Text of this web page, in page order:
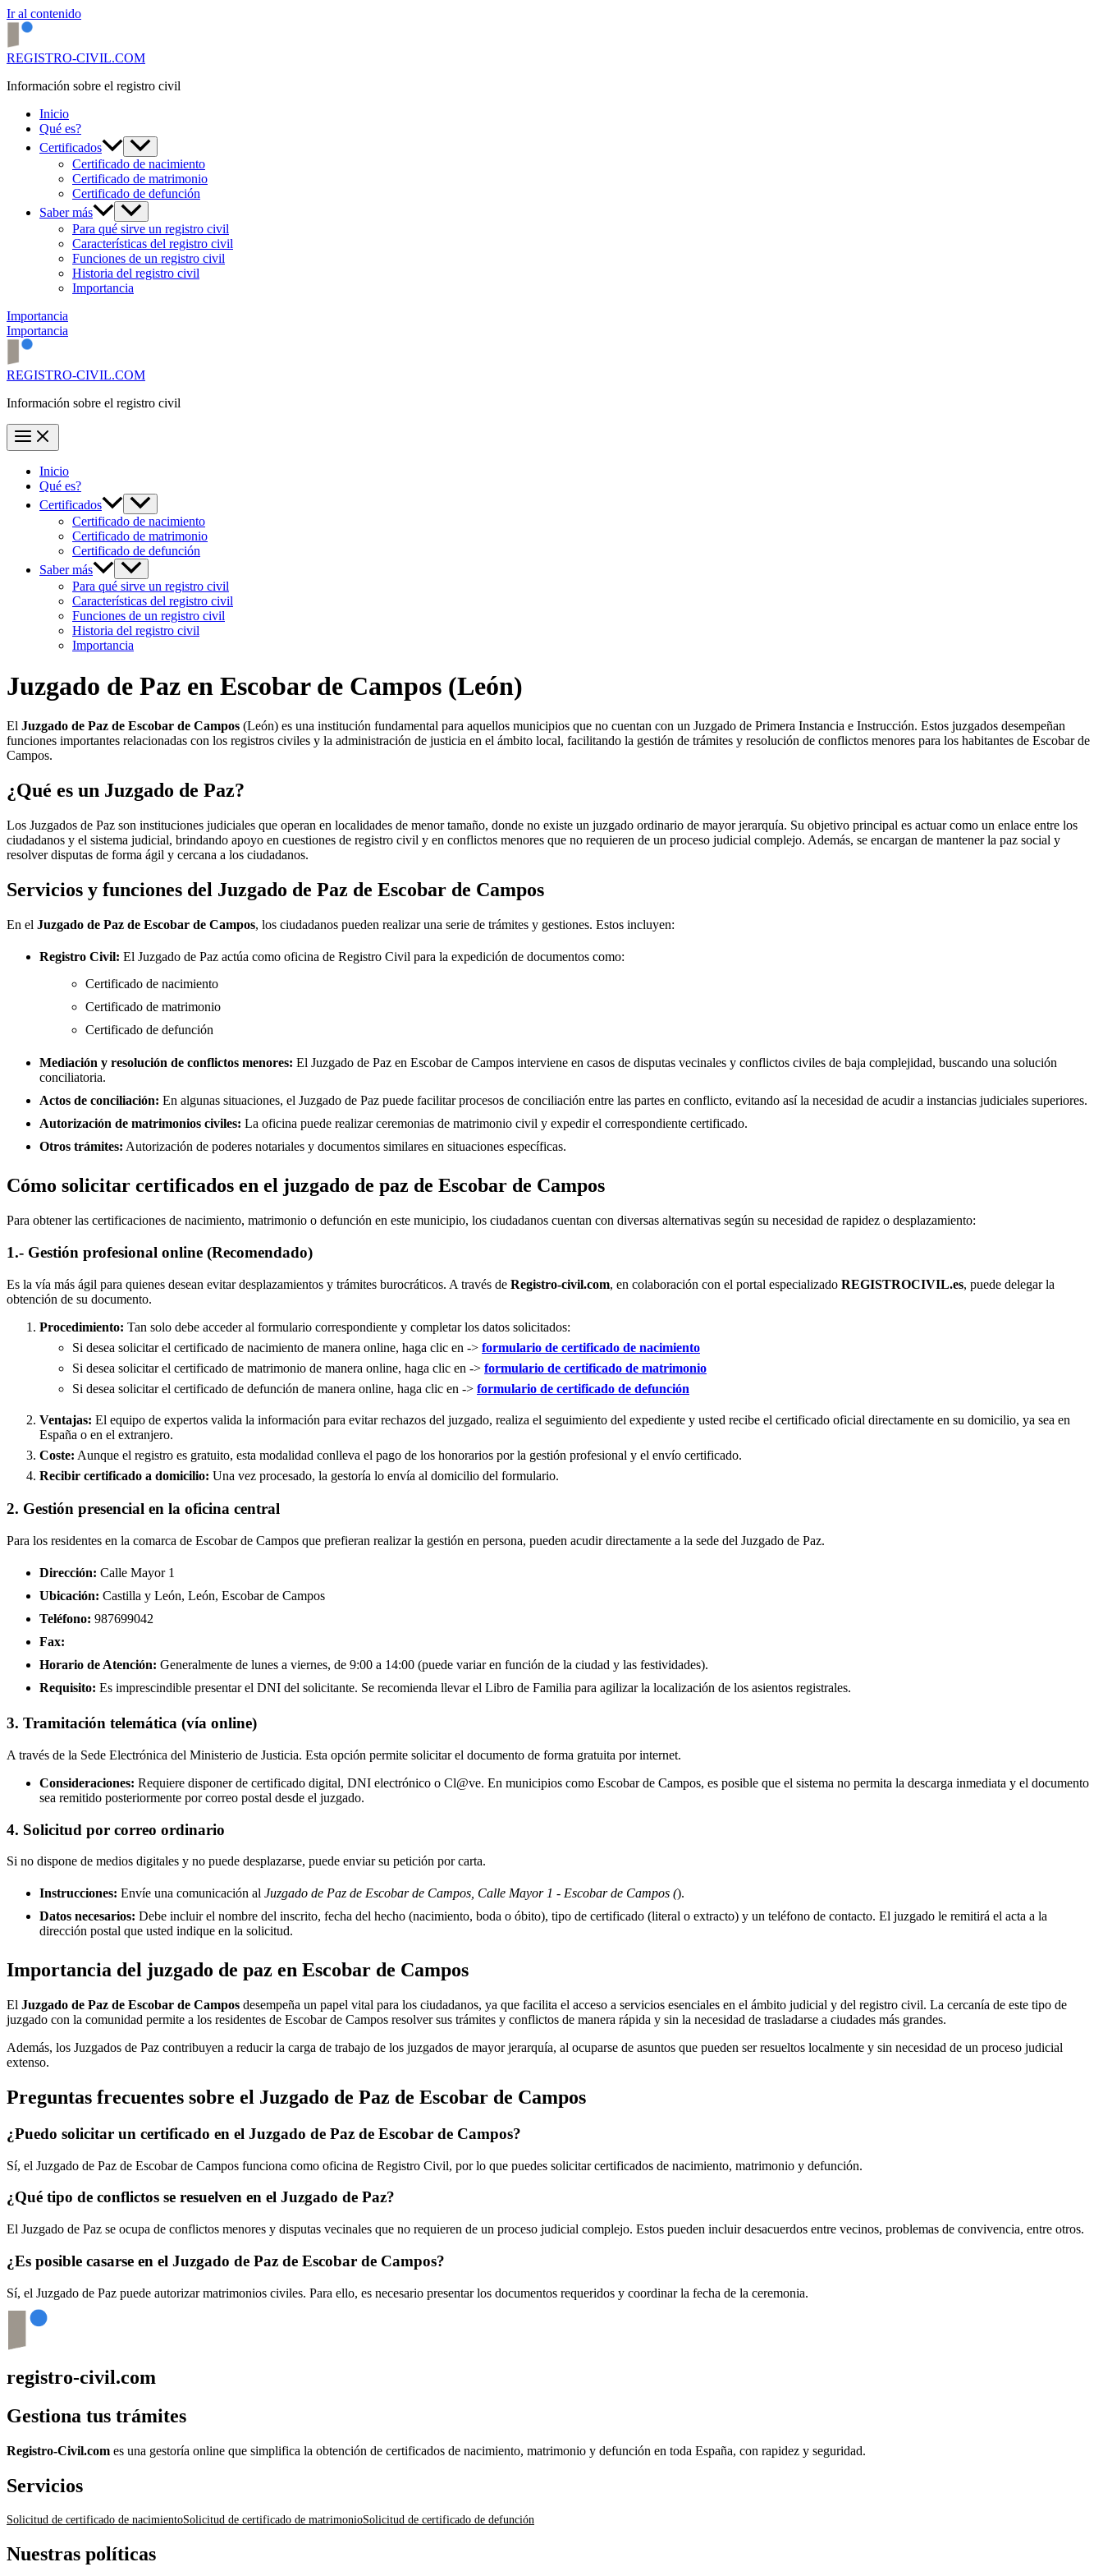
Ir al contenido
REGISTRO-CIVIL.COM
Información sobre el registro civil
Inicio
Qué es?
Certificados
Certificado de nacimiento
Certificado de matrimonio
Certificado de defunción
Saber más
Para qué sirve un registro civil
Características del registro civil
Funciones de un registro civil
Historia del registro civil
Importancia
Importancia
Importancia
REGISTRO-CIVIL.COM
Información sobre el registro civil
Inicio
Qué es?
Certificados
Certificado de nacimiento
Certificado de matrimonio
Certificado de defunción
Saber más
Para qué sirve un registro civil
Características del registro civil
Funciones de un registro civil
Historia del registro civil
Importancia
Juzgado de Paz en Escobar de Campos (León)
El Juzgado de Paz de Escobar de Campos (León) es una institución fundamental para aquellos municipios que no cuentan con un Juzgado de Primera Instancia e Instrucción. Estos juzgados desempeñan
funciones importantes relacionadas con los registros civiles y la administración de justicia en el ámbito local, facilitando la gestión de trámites y resolución de conflictos menores para los habitantes de Escobar de
Campos.
¿Qué es un Juzgado de Paz?
Los Juzgados de Paz son instituciones judiciales que operan en localidades de menor tamaño, donde no existe un juzgado ordinario de mayor jerarquía. Su objetivo principal es actuar como un enlace entre los
ciudadanos y el sistema judicial, brindando apoyo en cuestiones de registro civil y en conflictos menores que no requieren de un proceso judicial complejo. Además, se encargan de mantener la paz social y
resolver disputas de forma ágil y cercana a los ciudadanos.
Servicios y funciones del Juzgado de Paz de Escobar de Campos
En el Juzgado de Paz de Escobar de Campos, los ciudadanos pueden realizar una serie de trámites y gestiones. Estos incluyen:
Registro Civil: El Juzgado de Paz actúa como oficina de Registro Civil para la expedición de documentos como:
Certificado de nacimiento
Certificado de matrimonio
Certificado de defunción
Mediación y resolución de conflictos menores: El Juzgado de Paz en Escobar de Campos interviene en casos de disputas vecinales y conflictos civiles de baja complejidad, buscando una solución
conciliatoria.
Actos de conciliación: En algunas situaciones, el Juzgado de Paz puede facilitar procesos de conciliación entre las partes en conflicto, evitando así la necesidad de acudir a instancias judiciales superiores.
Autorización de matrimonios civiles: La oficina puede realizar ceremonias de matrimonio civil y expedir el correspondiente certificado.
Otros trámites: Autorización de poderes notariales y documentos similares en situaciones específicas.
Cómo solicitar certificados en el juzgado de paz de Escobar de Campos
Para obtener las certificaciones de nacimiento, matrimonio o defunción en este municipio, los ciudadanos cuentan con diversas alternativas según su necesidad de rapidez o desplazamiento:
1.- Gestión profesional online (Recomendado)
Es la vía más ágil para quienes desean evitar desplazamientos y trámites burocráticos. A través de Registro-civil.com, en colaboración con el portal especializado REGISTROCIVIL.es, puede delegar la
obtención de su documento.
Procedimiento: Tan solo debe acceder al formulario correspondiente y completar los datos solicitados:
Si desea solicitar el certificado de nacimiento de manera online, haga clic en -> formulario de certificado de nacimiento
Si desea solicitar el certificado de matrimonio de manera online, haga clic en -> formulario de certificado de matrimonio
Si desea solicitar el certificado de defunción de manera online, haga clic en -> formulario de certificado de defunción
Ventajas: El equipo de expertos valida la información para evitar rechazos del juzgado, realiza el seguimiento del expediente y usted recibe el certificado oficial directamente en su domicilio, ya sea en
España o en el extranjero.
Coste: Aunque el registro es gratuito, esta modalidad conlleva el pago de los honorarios por la gestión profesional y el envío certificado.
Recibir certificado a domicilio: Una vez procesado, la gestoría lo envía al domicilio del formulario.
2. Gestión presencial en la oficina central
Para los residentes en la comarca de Escobar de Campos que prefieran realizar la gestión en persona, pueden acudir directamente a la sede del Juzgado de Paz.
Dirección: Calle Mayor 1
Ubicación: Castilla y León, León, Escobar de Campos
Teléfono: 987699042
Fax:
Horario de Atención: Generalmente de lunes a viernes, de 9:00 a 14:00 (puede variar en función de la ciudad y las festividades).
Requisito: Es imprescindible presentar el DNI del solicitante. Se recomienda llevar el Libro de Familia para agilizar la localización de los asientos registrales.
3. Tramitación telemática (vía online)
A través de la Sede Electrónica del Ministerio de Justicia. Esta opción permite solicitar el documento de forma gratuita por internet.
Consideraciones: Requiere disponer de certificado digital, DNI electrónico o Cl@ve. En municipios como Escobar de Campos, es posible que el sistema no permita la descarga inmediata y el documento
sea remitido posteriormente por correo postal desde el juzgado.
4. Solicitud por correo ordinario
Si no dispone de medios digitales y no puede desplazarse, puede enviar su petición por carta.
Instrucciones: Envíe una comunicación al Juzgado de Paz de Escobar de Campos, Calle Mayor 1 - Escobar de Campos ().
Datos necesarios: Debe incluir el nombre del inscrito, fecha del hecho (nacimiento, boda o óbito), tipo de certificado (literal o extracto) y un teléfono de contacto. El juzgado le remitirá el acta a la
dirección postal que usted indique en la solicitud.
Importancia del juzgado de paz en Escobar de Campos
El Juzgado de Paz de Escobar de Campos desempeña un papel vital para los ciudadanos, ya que facilita el acceso a servicios esenciales en el ámbito judicial y del registro civil. La cercanía de este tipo de
juzgado con la comunidad permite a los residentes de Escobar de Campos resolver sus trámites y conflictos de manera rápida y sin la necesidad de trasladarse a ciudades más grandes.
Además, los Juzgados de Paz contribuyen a reducir la carga de trabajo de los juzgados de mayor jerarquía, al ocuparse de asuntos que pueden ser resueltos localmente y sin necesidad de un proceso judicial
extenso.
Preguntas frecuentes sobre el Juzgado de Paz de Escobar de Campos
¿Puedo solicitar un certificado en el Juzgado de Paz de Escobar de Campos?
Sí, el Juzgado de Paz de Escobar de Campos funciona como oficina de Registro Civil, por lo que puedes solicitar certificados de nacimiento, matrimonio y defunción.
¿Qué tipo de conflictos se resuelven en el Juzgado de Paz?
El Juzgado de Paz se ocupa de conflictos menores y disputas vecinales que no requieren de un proceso judicial complejo. Estos pueden incluir desacuerdos entre vecinos, problemas de convivencia, entre otros.
¿Es posible casarse en el Juzgado de Paz de Escobar de Campos?
Sí, el Juzgado de Paz puede autorizar matrimonios civiles. Para ello, es necesario presentar los documentos requeridos y coordinar la fecha de la ceremonia.
registro-civil.com
Gestiona tus trámites
Registro-Civil.com es una gestoría online que simplifica la obtención de certificados de nacimiento, matrimonio y defunción en toda España, con rapidez y seguridad.
Servicios
Solicitud de certificado de nacimientoSolicitud de certificado de matrimonioSolicitud de certificado de defunción
Nuestras políticas